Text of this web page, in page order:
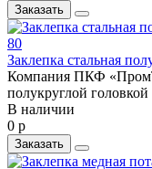
Заказать
Заклепка стальная
Компания ПКФ
полукруглой
В наличии
0 р
Заказать